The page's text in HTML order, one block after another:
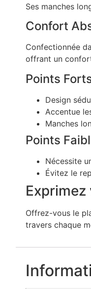
Ses manches
Confort
Confectionnée
offrant un
Points
Design
Accentue
Manches
Points
Nécessite
Évitez le
Offrez-vous le
travers chaque